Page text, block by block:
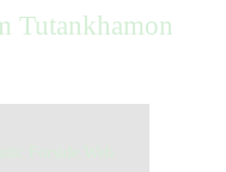
Tutankhamon